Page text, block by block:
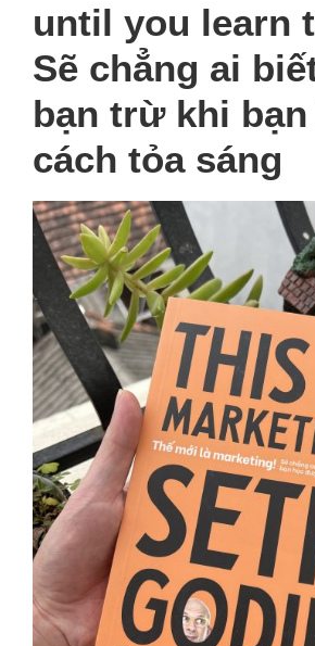
until you learn
Sẽ chẳng ai
bạn trừ khi
cách tỏa sáng